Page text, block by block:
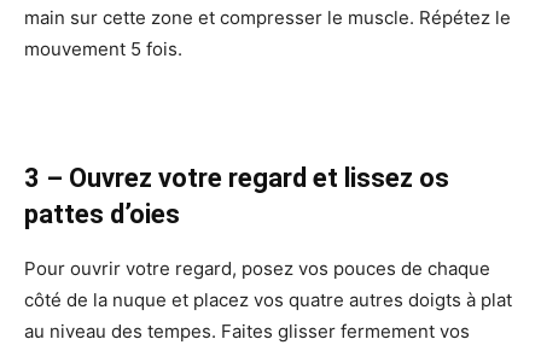
main sur cette zone et compresser le muscle. Répétez le
mouvement 5 fois.
3 – Ouvrez votre regard et lissez os
pattes d’oies
Pour ouvrir votre regard, posez vos pouces de chaque
côté de la nuque et placez vos quatre autres doigts à plat
au niveau des tempes. Faites glisser fermement vos